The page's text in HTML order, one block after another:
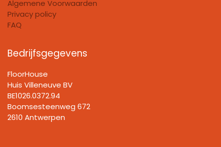
Algemene Voorwaarden
Privacy policy
FAQ
Bedrijfsgegevens
FloorHouse
Huis Villeneuve BV​
BE1026.0372.94
Boomsesteenweg 672
2610 Antwerpen